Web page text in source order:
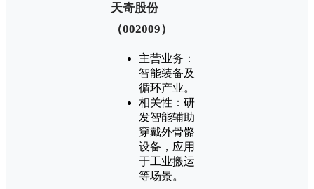
‌天奇股份
（002009）‌
‌主营业务‌：
智能装备及
循环产业‌。
‌相关性‌：研
发智能辅助
穿戴外骨骼
设备，应用
于工业搬运
等场景‌。